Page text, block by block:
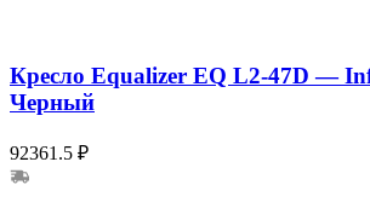
Кресло Equalizer EQ L2-47D —
Черный
92361.5 ₽